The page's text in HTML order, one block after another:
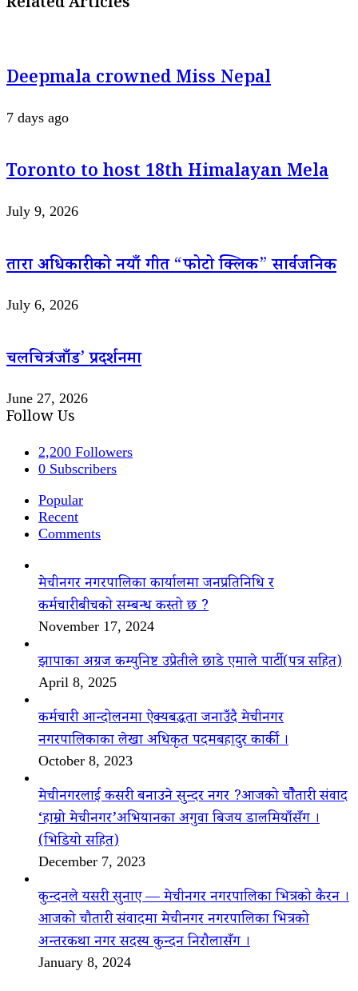
Related Articles
Deepmala crowned Miss Nepal
7 days ago
Toronto to host 18th Himalayan Mela
July 9, 2026
तारा अधिकारीको नयाँ गीत “फोटो क्लिक” सार्वजनिक
July 6, 2026
चलचित्र ‘जाँड’ प्रदर्शनमा
June 27, 2026
Follow Us
2,200 Followers
0 Subscribers
Popular
Recent
Comments
मेचीनगर नगरपालिका कार्यालमा जनप्रतिनिधि र
कर्मचारीबीचको सम्बन्ध कस्तो छ ?
November 17, 2024
झापाका अग्रज कम्युनिष्ट उप्रेतीले छाडे एमाले पार्टी(पत्र सहित)
April 8, 2025
कर्मचारी आन्दोलनमा ऐक्यबद्धता जनाउँदै मेचीनगर
नगरपालिकाका लेखा अधिकृत पदमबहादुर कार्की ।
October 8, 2023
मेचीनगरलाई कसरी बनाउने सुन्दर नगर ?आजको चौैतारी संवाद
‘हाम्रो मेचीनगर’अभियानका अगुवा बिजय डालमियाँसँग ।
(भिडियो सहित)
December 7, 2023
कुन्दनले यसरी सुनाए — मेचीनगर नगरपालिका भित्रको कैरन ।
आजको चौतारी संवादमा मेचीनगर नगरपालिका भित्रको
अन्तरकथा नगर सदस्य कुन्दन निरौलासँग ।
January 8, 2024